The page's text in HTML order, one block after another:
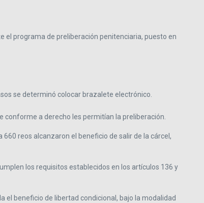
el programa de preliberación penitenciaria, puesto en
se determinó colocar brazalete electrónico.
conforme a derecho les permitían la preliberación.
reos alcanzaron el beneficio de salir de la cárcel,
los requisitos establecidos en los artículos 136 y
el beneficio de libertad condicional, bajo la modalidad